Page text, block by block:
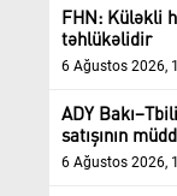
FHN: Küləkli
təhlükəlidir
6 Ağustos 2026,
ADY
satışının
6 Ağustos 2026,